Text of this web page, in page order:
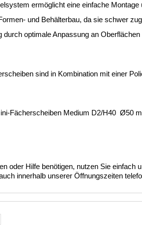
ermöglicht eine einfache
und Behälterbau, da sie schwer
durch optimale Anpassung an
sind in Kombination mit einer
Fächerscheiben Medium D2/H40 Ø50
oder Hilfe benötigen, nutzen Sie einfach
innerhalb unserer Öffnungszeiten